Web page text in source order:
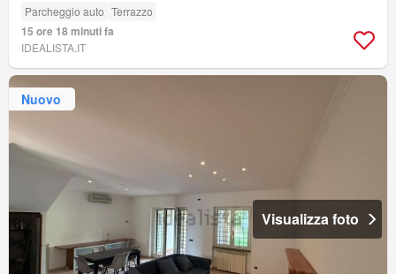
Parcheggio auto Terrazzo
15 ore 18 minuti fa
IDEALISTA.IT
Nuovo
Visualizza foto